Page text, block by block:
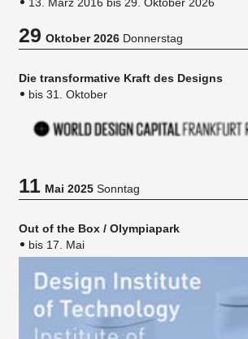
29Oktober 2026 Donnerstag
Die transformative Kraft des Designs
bis 31. Oktober
11Mai 2025 Sonntag
Out of the Box / Olympiapark
bis 17. Mai